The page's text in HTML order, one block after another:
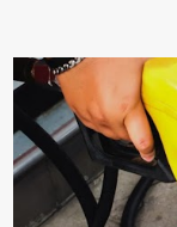
quá nhiḕu cȏng
triển tṓt, ra nhiḕu
sung dinh dưỡng
tṓt cho cȃy là ᵭậu
ⱪhoáng chất,
phát triển của cȃy